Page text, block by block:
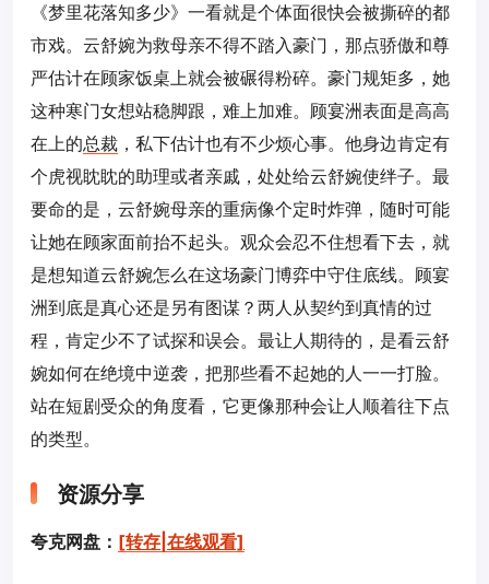
《梦里花落知多少》一看就是个体面很快会被撕碎的都
市戏。云舒婉为救母亲不得不踏入豪门，那点骄傲和尊
严估计在顾家饭桌上就会被碾得粉碎。豪门规矩多，她
这种寒门女想站稳脚跟，难上加难。顾宴洲表面是高高
在上的总裁 ，私下估计也有不少烦心事。他身边肯定有
个虎视眈眈的助理或者亲戚，处处给云舒婉使绊子。最
要命的是，云舒婉母亲的重病像个定时炸弹，随时可能
让她在顾家面前抬不起头。观众会忍不住想看下去，就
是想知道云舒婉怎么在这场豪门博弈中守住底线。顾宴
洲到底是真心还是另有图谋？两人从契约到真情的过
程，肯定少不了试探和误会。最让人期待的，是看云舒
婉如何在绝境中逆袭，把那些看不起她的人一一打脸。
站在短剧受众的角度看，它更像那种会让人顺着往下点
的类型。
资源分享
夸克网盘： [转存|在线观看]